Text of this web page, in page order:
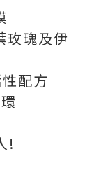
玫瑰及伊
配方
!